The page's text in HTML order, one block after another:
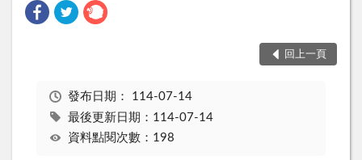
回上一頁
發布日期： 114-07-14
最後更新日期：114-07-14
資料點閱次數：198